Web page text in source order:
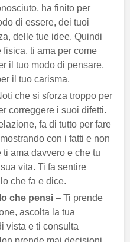
ha finito per
di essere, dei tuoi
delle tue idee. Quindi
fisica, ti ama per come
il tuo modo di pensare,
il tuo carisma.
che si sforza troppo per
correggere i suoi difetti.
fa di tutto per fare
con i fatti e non
ama davvero e che tu
vita. Ti fa sentire
che fa e dice.
che pensi – Ti prende
ascolta la tua
vista e ti consulta